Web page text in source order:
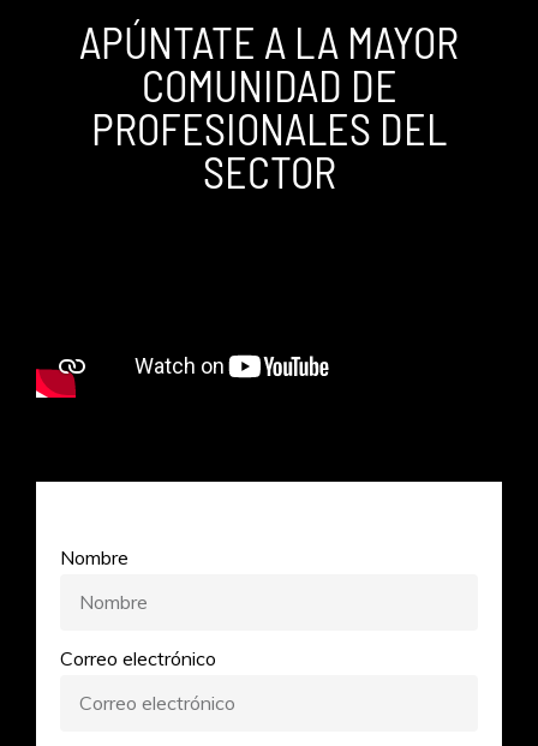
APÚNTATE A LA MAYOR
COMUNIDAD DE
PROFESIONALES DEL
SECTOR
Nombre
Correo electrónico